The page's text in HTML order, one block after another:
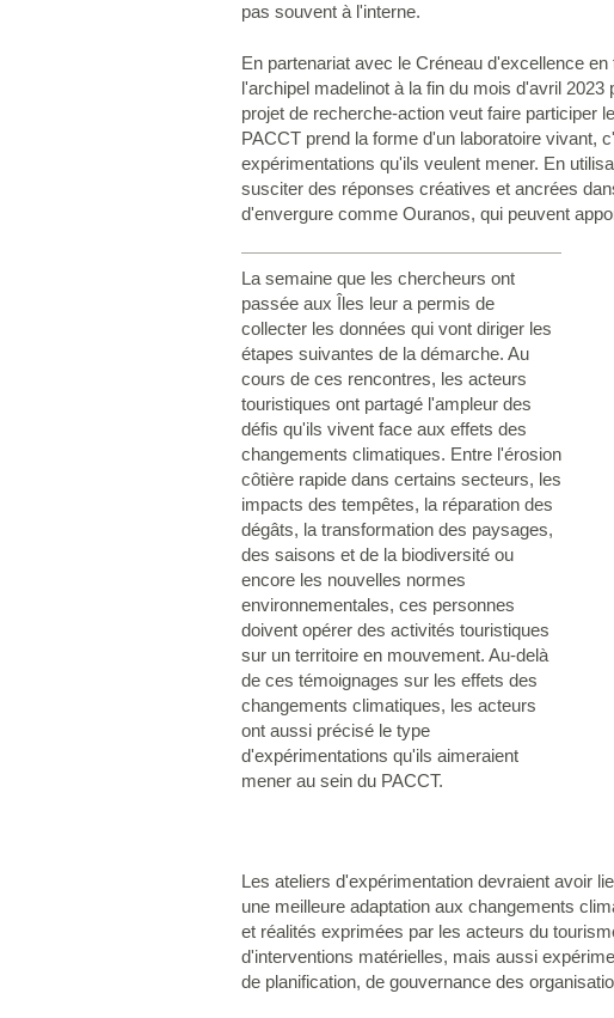
pas souvent à l'interne.
En partenariat avec le Créneau d'excellence
l'archipel madelinot à la fin du mois d'avril 2023
projet de recherche-action veut faire participer
PACCT prend la forme d'un laboratoire vivant,
expérimentations qu'ils veulent mener. En
susciter des réponses créatives et ancrées
d'envergure comme Ouranos, qui peuvent
La semaine que les chercheurs ont
passée aux Îles leur a permis de
collecter les données qui vont diriger les
étapes suivantes de la démarche. Au
cours de ces rencontres, les acteurs
touristiques ont partagé l'ampleur des
défis qu'ils vivent face aux effets des
changements climatiques. Entre l'érosion
côtière rapide dans certains secteurs, les
impacts des tempêtes, la réparation des
dégâts, la transformation des paysages,
des saisons et de la biodiversité ou
encore les nouvelles normes
environnementales, ces personnes
doivent opérer des activités touristiques
sur un territoire en mouvement. Au-delà
de ces témoignages sur les effets des
changements climatiques, les acteurs
ont aussi précisé le type
d'expérimentations qu'ils aimeraient
mener au sein du PACCT.
Les ateliers d'expérimentation devraient avoir
une meilleure adaptation aux changements
et réalités exprimées par les acteurs du
d'interventions matérielles, mais aussi
de planification, de gouvernance des